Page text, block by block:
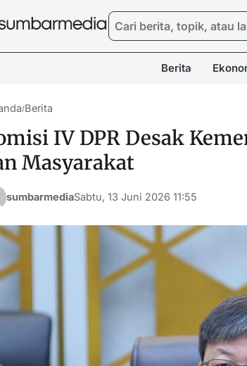
Berita
/Berita
IV DPR Desak
Masyarakat
sumbarmediaSabtu, 13 Juni 2026 11:55